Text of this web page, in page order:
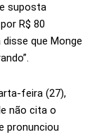
suposta
R$ 80
que Monge
feira (27),
não cita o
pronunciou